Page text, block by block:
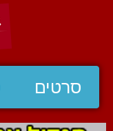
סרטים